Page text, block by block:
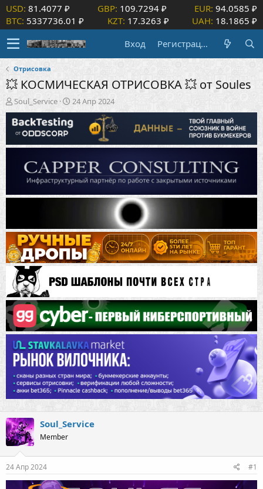
USD: 81.4077 ₽ GBP: 109.7294 ₽ EUR: 94.0585 ₽
BTC: 5337736.01 ₽ KZT: 17.3263 ₽ UAH: 18.1865 ₽
Вход
Регистрация
Отрисовка
💥 КОСМИЧЕСКАЯ ОТРИСОВКА 💥 от Soules
А
в
т
о
р
Soul_Service
Д
а
т
н
ч
л
а
24 Апр 2024
Soul_Service
Member
24 Апр 2024 #1